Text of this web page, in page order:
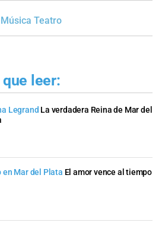
Teatro
leer:
Legrand La verdadera Reina de Mar del
en Mar del Plata El amor vence al tiempo